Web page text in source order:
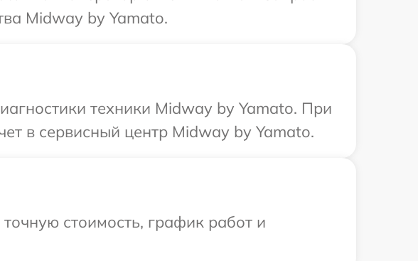
Midway by Yamato.
техники Midway by Yamato. При
в сервисный центр Midway by Yamato.
стоимость, график работ и